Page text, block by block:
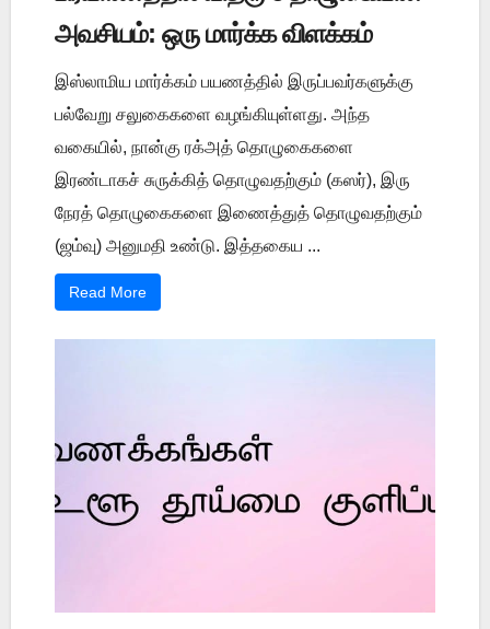
அவசியம்: ஒரு மார்க்க விளக்கம்
இஸ்லாமிய மார்க்கம் பயணத்தில் இருப்பவர்களுக்கு
பல்வேறு சலுகைகளை வழங்கியுள்ளது. அந்த
வகையில், நான்கு ரக்அத் தொழுகைகளை
இரண்டாகச் சுருக்கித் தொழுவதற்கும் (கஸர்), இரு
நேரத் தொழுகைகளை இணைத்துத் தொழுவதற்கும்
(ஜம்வு) அனுமதி உண்டு. இத்தகைய ...
Read More